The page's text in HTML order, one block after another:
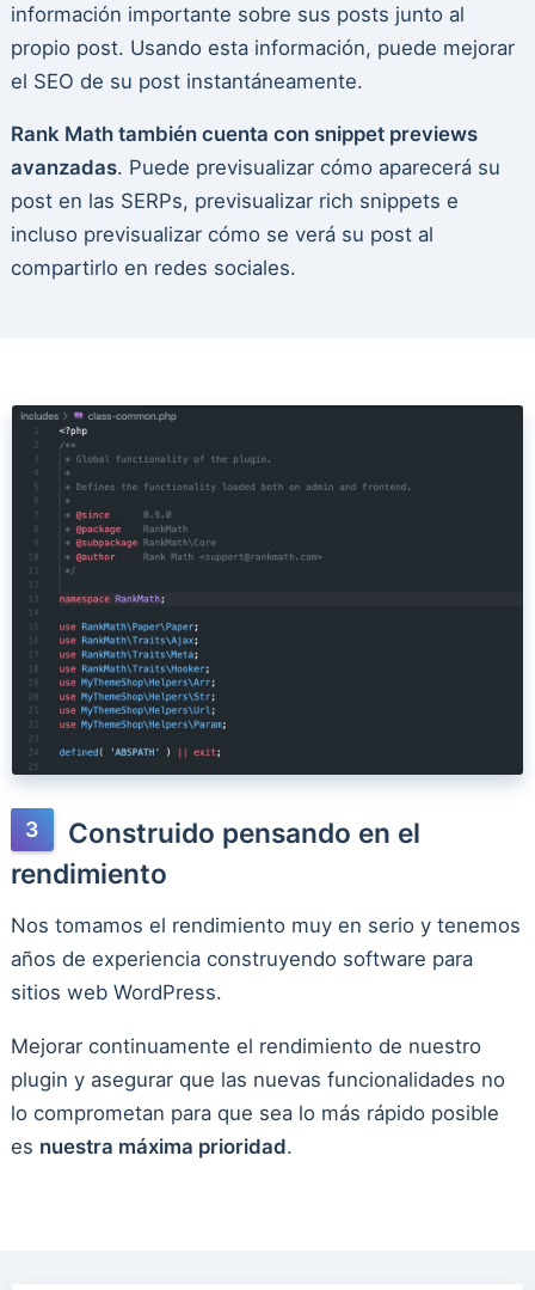
información importante sobre sus posts junto al
propio post. Usando esta información, puede mejorar
el SEO de su post instantáneamente.
Rank Math también cuenta con snippet previews
avanzadas. Puede previsualizar cómo aparecerá su
post en las SERPs, previsualizar rich snippets e
incluso previsualizar cómo se verá su post al
compartirlo en redes sociales.
Construido pensando en el
rendimiento
Nos tomamos el rendimiento muy en serio y tenemos
años de experiencia construyendo software para
sitios web WordPress.
Mejorar continuamente el rendimiento de nuestro
plugin y asegurar que las nuevas funcionalidades no
lo comprometan para que sea lo más rápido posible
es nuestra máxima prioridad.